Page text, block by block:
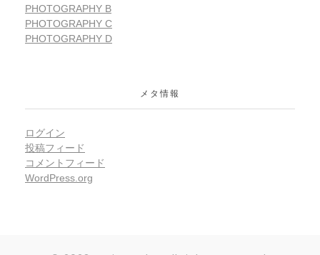
PHOTOGRAPHY B
PHOTOGRAPHY C
PHOTOGRAPHY D
メタ情報
ログイン
投稿フィード
コメントフィード
WordPress.org